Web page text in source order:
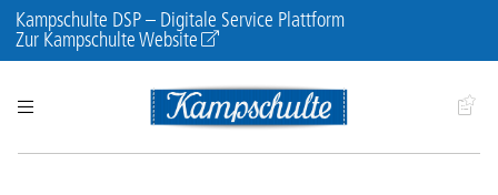
Kampschulte DSP – Digitale Service Plattform
Zur Kampschulte Website